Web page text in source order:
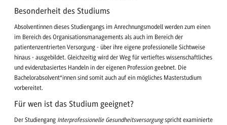
Besonderheit des Studiums
Absolventinnen dieses Studiengangs im Anrechnungsmodell werden zum einen
im Bereich des Organisationsmanagements als auch im Bereich der
patientenzentrierten Versorgung - über ihre eigene professionelle Sichtweise
hinaus - ausgebildet. Gleichzeitig wird der Weg für vertieftes wissenschaftliches
und evidenzbasiertes Handeln in der eigenen Profession geebnet. Die
Bachelorabsolvent*innen sind somit auch auf ein mögliches Masterstudium
vorbereitet.
Für wen ist das Studium geeignet?
Der Studiengang Interprofessionelle Gesundheitsversorgungspricht examinierte